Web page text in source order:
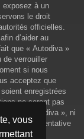
vous
exposez à un
le droit
officielles.
d’aider au
que « Autodiva »
de verrouiller
si nous
acceptez que
enregistrées
ne seront pas
ni « Autodiva », ni
en cas de tentative
données.